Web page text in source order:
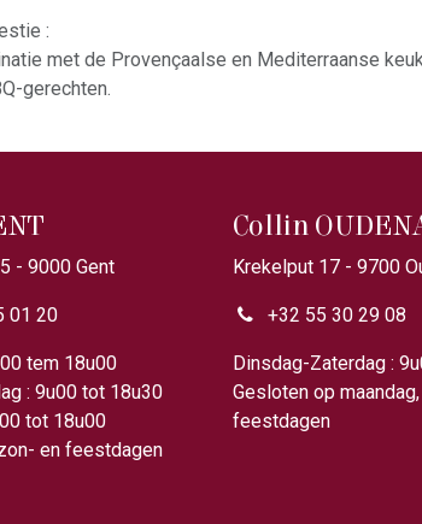
:
met de Provençaalse en Mediterraanse
gerechten.
- 9000 Gent​
01 20
tem 18u00
: 9u00 tot 18u30
tot 18u00
en feestdagen
Collin
Krekelput 17 - 9700
+32 55 30 29 08
Dinsdag-Zaterdag :
Gesloten op
feestdagen